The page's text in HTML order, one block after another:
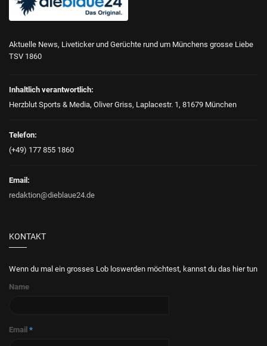
Aktuelle News, Liveticker und Gerüchte rund um Münchens grosse Liebe
TSV 1860
Inhaltlich verantwortlich:
Herzblut Sports & Media, Oliver Griss, Laplacestr. 1, 81679 München
Telefon:
(+49) 177 855 1860
Email:
redaktion@dieblaue24.de
KONTAKT
Wenn du mal ein grosses Lob loswerden möchtest, kannst du das hier tun
Name
Email *